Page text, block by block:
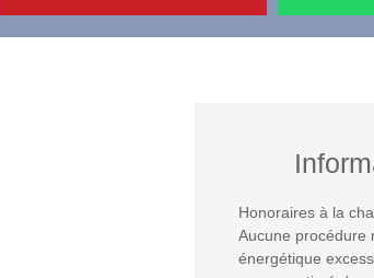
Honoraires à la
Aucune procédure
énergétique